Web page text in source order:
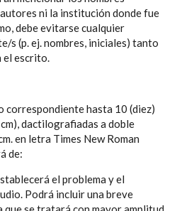
ni la institución donde fue
debe evitarse cualquier
s (p. ej. nombres, iniciales) tanto
el escrito.
correspondiente hasta 10 (diez)
dactilografiadas a doble
en letra Times New Roman
de:
el problema y el
Podrá incluir una breve